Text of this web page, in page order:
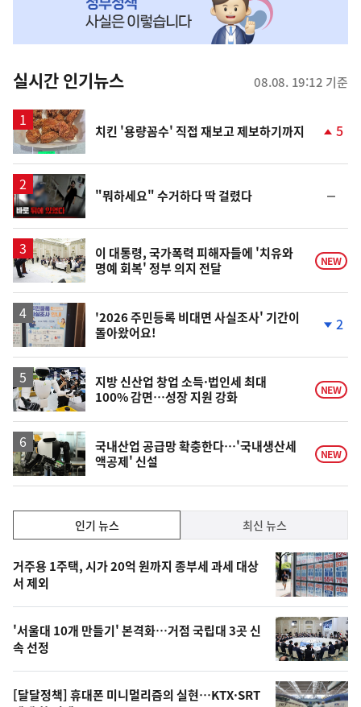
뉴
스
실시간 인기뉴스 08.08. 19:12 기준
치킨 '용량꼼수' 직접 재보고 제보하기까지 5
영
상
"뭐하세요" 수거하다 딱 걸렸다
일
이 대통령, 국가폭력 피해자들에 '치유와
명예 회복' 정부 의지 전달
NEW
'2026 주민등록 비대면 사실조사' 기간이
돌아왔어요!
락
2
지방 신산업 창업 소득·법인세 최대
100% 감면…성장 지원 강화
NEW
국내산업 공급망 확충한다…'국내생산세
액공제' 신설
NEW
기,
최
신,
오
늘
의
영
인기 뉴스 최신 뉴스
기
뉴
스
거주용 1주택, 시가 20억 원까지 종부세 과세 대상
서 제외
'서울대 10개 만들기' 본격화…거점 국립대 3곳 신
속 선정
[달달정책] 휴대폰 미니멀리즘의 실현…KTX·SRT